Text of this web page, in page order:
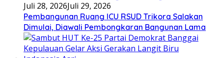
Juli 28, 2026Juli 29, 2026
Pembangunan Ruang ICU RSUD Trikora Salakan
Dimulai, Diawali Pembongkaran Bangunan Lama